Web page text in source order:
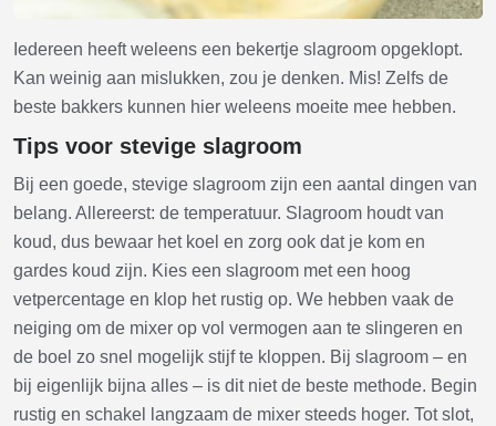
Iedereen heeft weleens een bekertje slagroom opgeklopt.
Kan weinig aan mislukken, zou je denken. Mis! Zelfs de
beste bakkers kunnen hier weleens moeite mee hebben.
Tips voor stevige slagroom
Bij een goede, stevige slagroom zijn een aantal dingen van
belang. Allereerst: de temperatuur. Slagroom houdt van
koud, dus bewaar het koel en zorg ook dat je kom en
gardes koud zijn. Kies een slagroom met een hoog
vetpercentage en klop het rustig op. We hebben vaak de
neiging om de mixer op vol vermogen aan te slingeren en
de boel zo snel mogelijk stijf te kloppen. Bij slagroom – en
bij eigenlijk bijna alles – is dit niet de beste methode. Begin
rustig en schakel langzaam de mixer steeds hoger. Tot slot,